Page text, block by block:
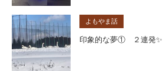
よもやま話
印象的な夢① ２連発✨